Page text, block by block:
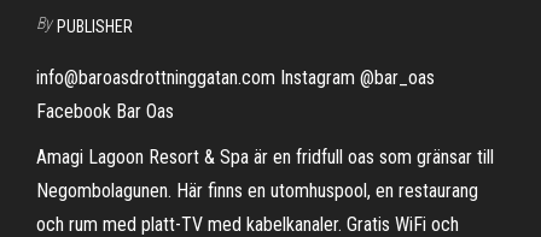
By PUBLISHER
info@baroasdrottninggatan.com Instagram @bar_oas
Facebook Bar Oas
Amagi Lagoon Resort & Spa är en fridfull oas som gränsar till
Negombolagunen. Här finns en utomhuspool, en restaurang
och rum med platt-TV med kabelkanaler. Gratis WiFi och